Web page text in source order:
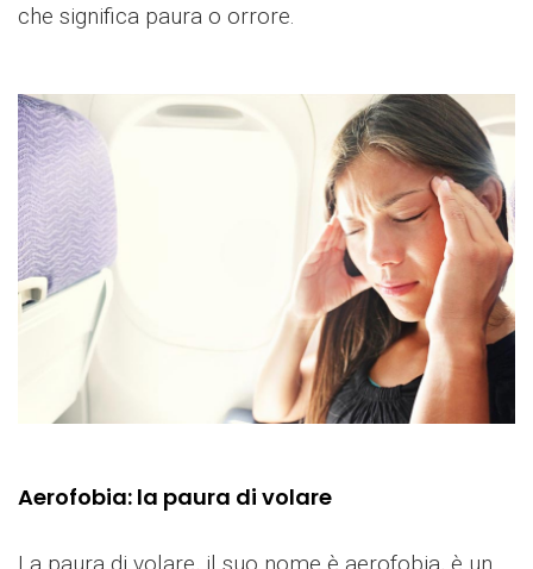
che significa paura o orrore.
Aerofobia: la paura di volare